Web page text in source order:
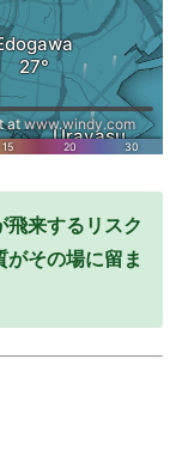
来するリスク
がその場に留ま